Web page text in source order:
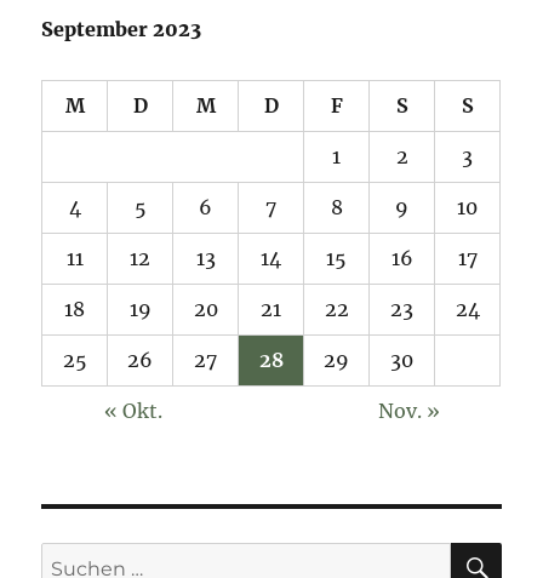
September 2023
M D M D F S S
1 2 3
4 5 6 7 8 9 10
11 12 13 14 15 16 17
18 19 20 21 22 23 24
25 26 27 28 29 30
« Okt. Nov. »
Suchen